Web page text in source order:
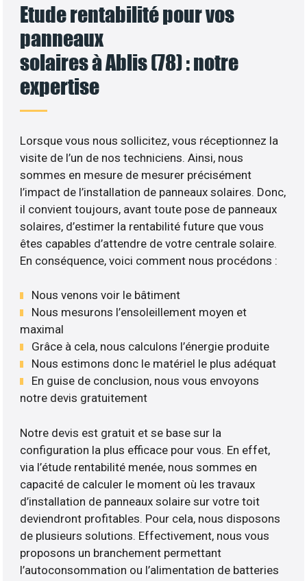
Etude rentabilité pour vos
panneaux
solaires à Ablis (78) : notre
expertise
Lorsque vous nous sollicitez, vous réceptionnez la
visite de l’un de nos techniciens. Ainsi, nous
sommes en mesure de mesurer précisément
l’impact de l’installation de panneaux solaires. Donc,
il convient toujours, avant toute pose de panneaux
solaires, d’estimer la rentabilité future que vous
êtes capables d’attendre de votre centrale solaire.
En conséquence, voici comment nous procédons :
Nous venons voir le bâtiment
Nous mesurons l’ensoleillement moyen et
maximal
Grâce à cela, nous calculons l’énergie produite
Nous estimons donc le matériel le plus adéquat
En guise de conclusion, nous vous envoyons
notre devis gratuitement
Notre devis est gratuit et se base sur la
configuration la plus efficace pour vous. En effet,
via l’étude rentabilité menée, nous sommes en
capacité de calculer le moment où les travaux
d’installation de panneaux solaire sur votre toit
deviendront profitables. Pour cela, nous disposons
de plusieurs solutions. Effectivement, nous vous
proposons un branchement permettant
l’autoconsommation ou l’alimentation de batteries